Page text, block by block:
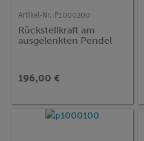
Artikel-Nr.: P1000200
Rückstellkraft am
ausgelenkten Pendel
196,00 €